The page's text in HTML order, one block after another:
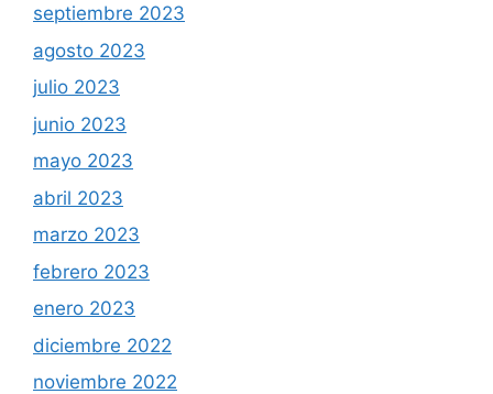
septiembre 2023
agosto 2023
julio 2023
junio 2023
mayo 2023
abril 2023
marzo 2023
febrero 2023
enero 2023
diciembre 2022
noviembre 2022